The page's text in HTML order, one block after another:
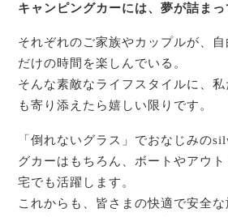
キャンピングカーには、夢が詰まっ
それぞれのご家族やカップルが、
だけの時間を楽しんでいる。
そんな素敵なライフスタイルに、
も寄り添えたら嬉しい限りです。
「倒れないグラス」でおなじみの
グカーはもちろん、ボートやアウ
宅でも活躍します。
これからも、皆さまの快適で安全